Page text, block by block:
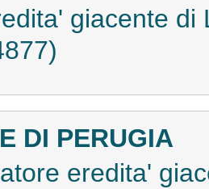
giacente
DI PERUGIA
eredita'